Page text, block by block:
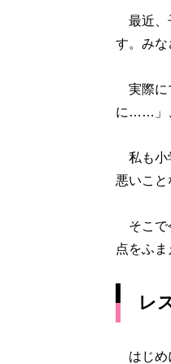
最近、
す。みな
実際に
に……」
私も小
悪いこと
そこで
点をふ
レ
はじめ